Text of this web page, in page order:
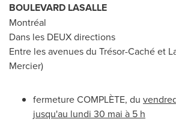
BOULEVARD LASALLE
Montréal
Dans les DEUX directions
Entre les avenues du Trésor-Caché et
Mercier)
fermeture COMPLÈTE, du
jusqu'au lundi 30 mai à 5 h